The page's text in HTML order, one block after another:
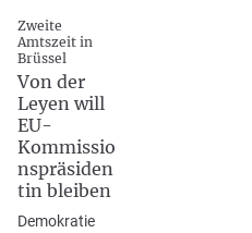
Zweite
Amtszeit in
Brüssel
Von der
Leyen will
EU-
Kommissio
nspräsiden
tin bleiben
Demokratie